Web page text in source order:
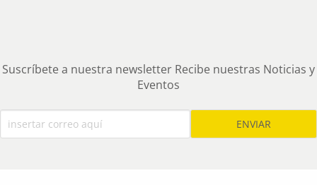
Suscríbete a nuestra newsletter Recibe nuestras Noticias y
Eventos